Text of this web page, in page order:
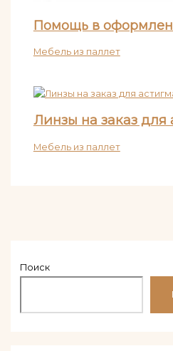
Поиск
Помощь в
Мебель из паллет
Линзы на заказ для
Мебель из паллет